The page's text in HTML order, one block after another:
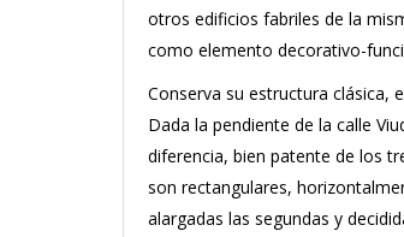
otros edificios fabriles de la
como elemento decorativo-
Conserva su estructura clásica,
Dada la pendiente de la calle
diferencia, bien patente de los
son rectangulares,
alargadas las segundas y